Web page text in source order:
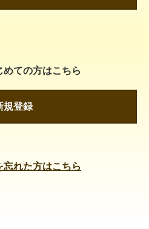
めての方はこちら
規登録
忘れた方はこちら